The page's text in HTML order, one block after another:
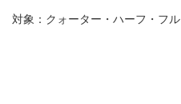
対象：クォーター・ハーフ・フル